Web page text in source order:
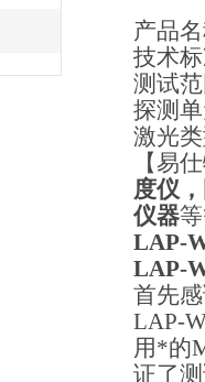
产品名
技术标
测试
探测单
激光
【易
度仪
仪器
LAP-
LAP-
首先
LAP-
用*的
证了